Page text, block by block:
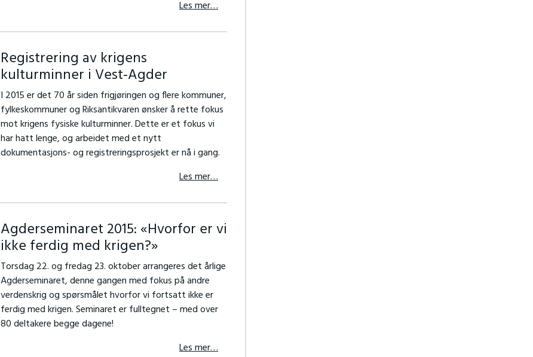
Les mer…
Registrering av krigens
kulturminner i Vest-Agder
I 2015 er det 70 år siden frigjøringen og flere kommuner,
fylkeskommuner og Riksantikvaren ønsker å rette fokus
mot krigens fysiske kulturminner. Dette er et fokus vi
har hatt lenge, og arbeidet med et nytt
dokumentasjons- og registreringsprosjekt er nå i gang.
Les mer…
Agderseminaret 2015: «Hvorfor er vi
ikke ferdig med krigen?»
Torsdag 22. og fredag 23. oktober arrangeres det årlige
Agderseminaret, denne gangen med fokus på andre
verdenskrig og spørsmålet hvorfor vi fortsatt ikke er
ferdig med krigen. Seminaret er fulltegnet – med over
80 deltakere begge dagene!
Les mer…